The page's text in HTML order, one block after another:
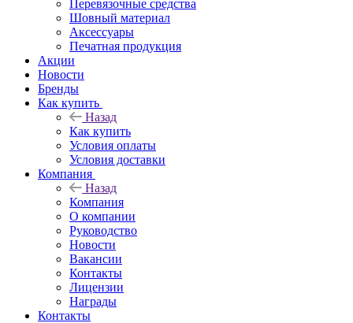
Перевязочные средства
Шовный материал
Аксессуары
Печатная продукция
Акции
Новости
Бренды
Как купить
Назад
Как купить
Условия оплаты
Условия доставки
Компания
Назад
Компания
О компании
Руководство
Новости
Вакансии
Контакты
Лицензии
Награды
Контакты